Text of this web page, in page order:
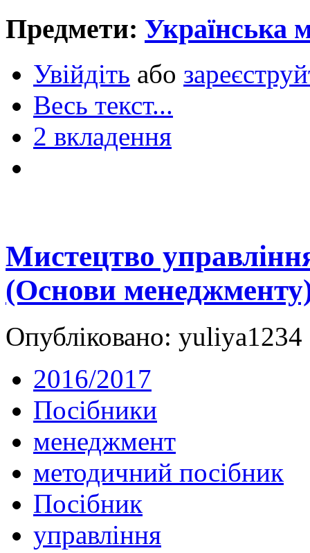
Предмети: Українська
Увійдіть або
Весь текст...
2 вкладення
Мистецтво
(Основи
Опубліковано:
2016/2017
Посібники
менеджмент
методичний посібник
Посібник
управління